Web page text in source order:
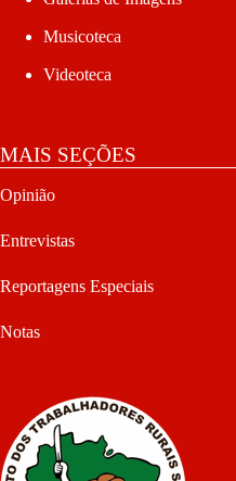
Musicoteca
Videoteca
MAIS SEÇÕES
Opinião
Entrevistas
Reportagens Especiais
Notas